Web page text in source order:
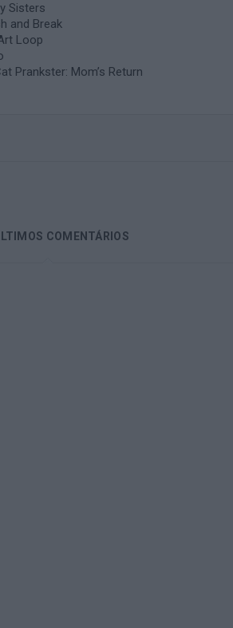
Sisters
and Break
Loop
Prankster: Mom’s Return
COMENTÁRIOS